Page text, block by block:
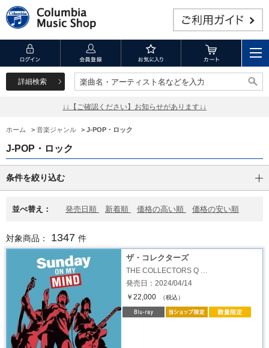
詳細検索 楽曲名・アーティスト名などを入力
楽曲名・アーティスト名などを入力
↓↓【ご確認ください】お知らせがあります↓↓
ホーム > 音楽ジャンル > J-POP・ロック
J-POP・ロック
条件を絞り込む
並べ替え： 発売日順 新着順 価格の高い順 価格の安い順
対象商品： 1347 件
ザ・コレクターズ
THE COLLECTORS Q …
発売日：2024/04/14
￥22,000
（税込）